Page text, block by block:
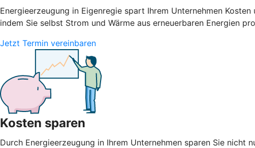
Energieerzeugung in Eigenregie spart Ihrem Unternehmen
indem Sie selbst Strom und Wärme aus erneuerbaren Energien
Jetzt Termin vereinbaren
Kosten sparen
Durch Energieerzeugung in Ihrem Unternehmen sparen Sie